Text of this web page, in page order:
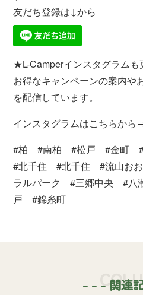
友だち登録は↓から
★L-Camperインスタグラムも
お得なキャンペーンの案内や
を配信しています。
インスタグラムはこちらか
#柏 #南柏 #松戸 #金町
#北千住 #北千住 #流山お
ラルパーク #三郷中央 #
戸 #錦糸町
- - - 関連